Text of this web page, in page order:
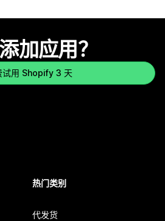
加应用？
试用 Shopify 3 天
热门类别
代发货